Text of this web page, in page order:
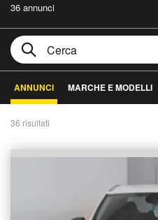
36 annunci
ANNUNCI MARCHE E MODELLI
36 risultati